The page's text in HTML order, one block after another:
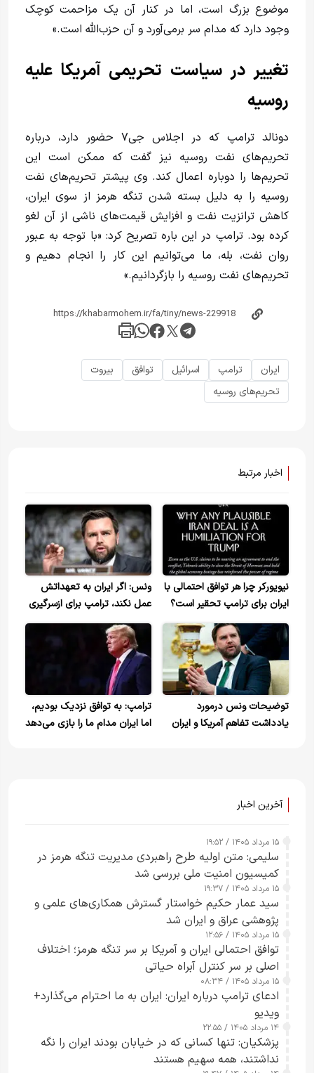
موضوع بزرگ است، اما در کنار آن یک مزاحمت کوچک
وجود دارد که مدام سر برمی‌آورد و آن حزب‌الله است.»
تغییر در سیاست تحریمی آمریکا علیه
روسیه
دونالد ترامپ که در اجلاس جی‌۷ حضور دارد، درباره
تحریم‌های نفت روسیه نیز گفت که ممکن است این
تحریم‌ها را دوباره اعمال کند. وی پیشتر تحریم‌های نفت
روسیه را به دلیل بسته شدن تنگه هرمز از سوی ایران،
کاهش ترانزیت نفت و افزایش قیمت‌های ناشی از آن لغو
کرده بود. ترامپ در این باره تصریح کرد: «با توجه به عبور
روان نفت، بله، ما می‌توانیم این کار را انجام دهیم و
تحریم‌های نفت روسیه را بازگردانیم.»
ایران ترامپ اسرائیل توافق
بیروت
تحریم‌های روسیه
اخبار مرتبط
نیویورکر چرا هر توافق احتمالی با
ایران برای ترامپ تحقیر است؟
ونس: اگر ایران به تعهداتش
عمل نکند، ترامپ برای ازسرگیری
بمباران تردید نخواهد کرد
+ویدیو
توضیحات ونس درمورد
یادداشت تفاهم آمریکا و ایران
ترامپ: به توافق نزدیک بودیم،
اما ایران مدام ما را بازی می‌دهد
آخرین اخبار
۱۵ مرداد ۱۴۰۵ / ۱۹:۵۲
سلیمی: متن اولیه طرح راهبردی مدیریت تنگه هرمز در
کمیسیون امنیت ملی بررسی شد
۱۵ مرداد ۱۴۰۵ / ۱۹:۳۷
سید عمار حکیم خواستار گسترش همکاری‌های علمی و
پژوهشی عراق و ایران شد
۱۵ مرداد ۱۴۰۵ / ۱۲:۵۶
توافق احتمالی ایران و آمریکا بر سر تنگه هرمز؛ اختلاف
اصلی بر سر کنترل آبراه حیاتی
۱۵ مرداد ۱۴۰۵ / ۰۸:۳۴
ادعای ترامپ درباره ایران: ایران به ما احترام می‌گذارد+
ویدیو
۱۴ مرداد ۱۴۰۵ / ۲۲:۵۵
پزشکیان: تنها کسانی که در خیابان بودند ایران را نگه
نداشتند، همه سهیم هستند